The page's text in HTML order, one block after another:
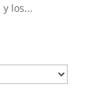
los...